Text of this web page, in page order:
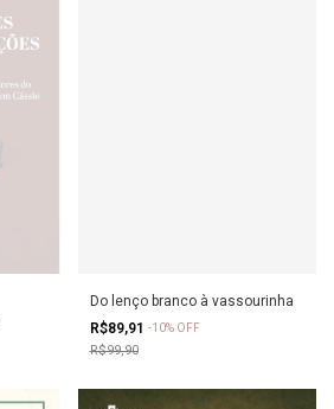
Do lenço branco à vassourinha
R$89,91 -10% OFF
R$99,90